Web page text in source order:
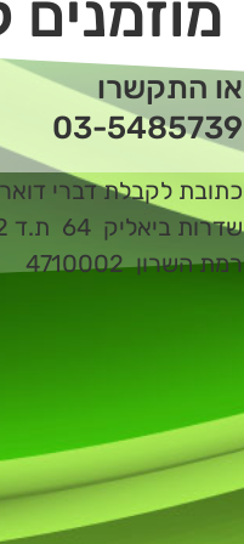
מוזמנים
או התקשרו
03-5485739
כתובת לקבלת דברי
שדרות ביאליק 64 ת.ד 112
רמת השרון 4710002